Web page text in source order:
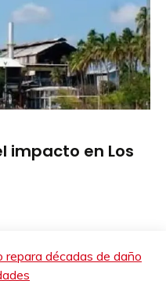
impacto en Los